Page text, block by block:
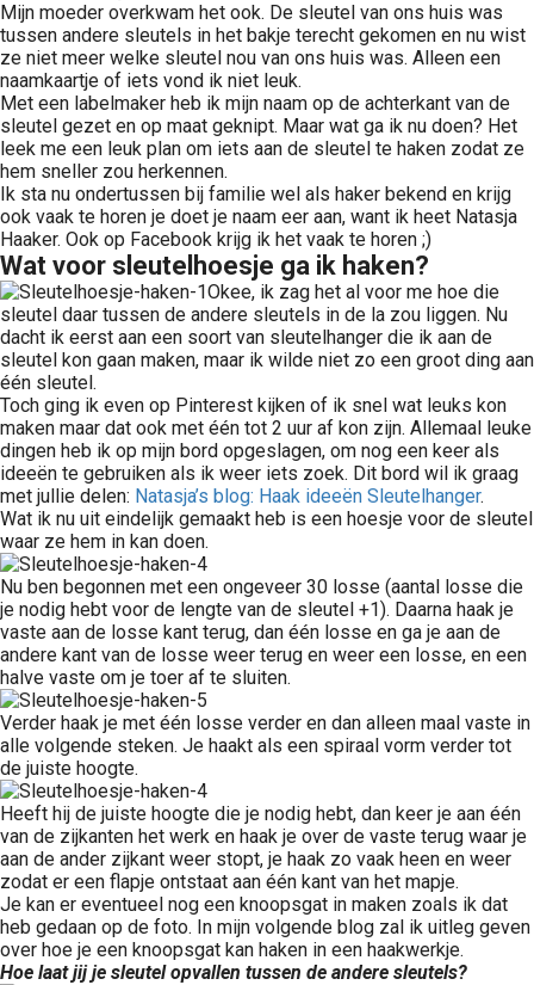
Mijn moeder overkwam het ook. De sleutel van ons huis was
tussen andere sleutels in het bakje terecht gekomen en nu wist
ze niet meer welke sleutel nou van ons huis was. Alleen een
naamkaartje of iets vond ik niet leuk.
Met een labelmaker heb ik mijn naam op de achterkant van de
sleutel gezet en op maat geknipt. Maar wat ga ik nu doen? Het
leek me een leuk plan om iets aan de sleutel te haken zodat ze
hem sneller zou herkennen.
Ik sta nu ondertussen bij familie wel als haker bekend en krijg
ook vaak te horen je doet je naam eer aan, want ik heet Natasja
Haaker. Ook op Facebook krijg ik het vaak te horen ;)
Wat voor sleutelhoesje ga ik haken?
Okee, ik zag het al voor me hoe die
sleutel daar tussen de andere sleutels in de la zou liggen. Nu
dacht ik eerst aan een soort van sleutelhanger die ik aan de
sleutel kon gaan maken, maar ik wilde niet zo een groot ding aan
één sleutel.
Toch ging ik even op Pinterest kijken of ik snel wat leuks kon
maken maar dat ook met één tot 2 uur af kon zijn. Allemaal leuke
dingen heb ik op mijn bord opgeslagen, om nog een keer als
ideeën te gebruiken als ik weer iets zoek. Dit bord wil ik graag
met jullie delen: Natasja’s blog: Haak ideeën Sleutelhanger.
Wat ik nu uit eindelijk gemaakt heb is een hoesje voor de sleutel
waar ze hem in kan doen.
Nu ben begonnen met een ongeveer 30 losse (aantal losse die
je nodig hebt voor de lengte van de sleutel +1). Daarna haak je
vaste aan de losse kant terug, dan één losse en ga je aan de
andere kant van de losse weer terug en weer een losse, en een
halve vaste om je toer af te sluiten.
Verder haak je met één losse verder en dan alleen maal vaste in
alle volgende steken. Je haakt als een spiraal vorm verder tot
de juiste hoogte.
Heeft hij de juiste hoogte die je nodig hebt, dan keer je aan één
van de zijkanten het werk en haak je over de vaste terug waar je
aan de ander zijkant weer stopt, je haak zo vaak heen en weer
zodat er een flapje ontstaat aan één kant van het mapje.
Je kan er eventueel nog een knoopsgat in maken zoals ik dat
heb gedaan op de foto. In mijn volgende blog zal ik uitleg geven
over hoe je een knoopsgat kan haken in een haakwerkje.
Hoe laat jij je sleutel opvallen tussen de andere sleutels?